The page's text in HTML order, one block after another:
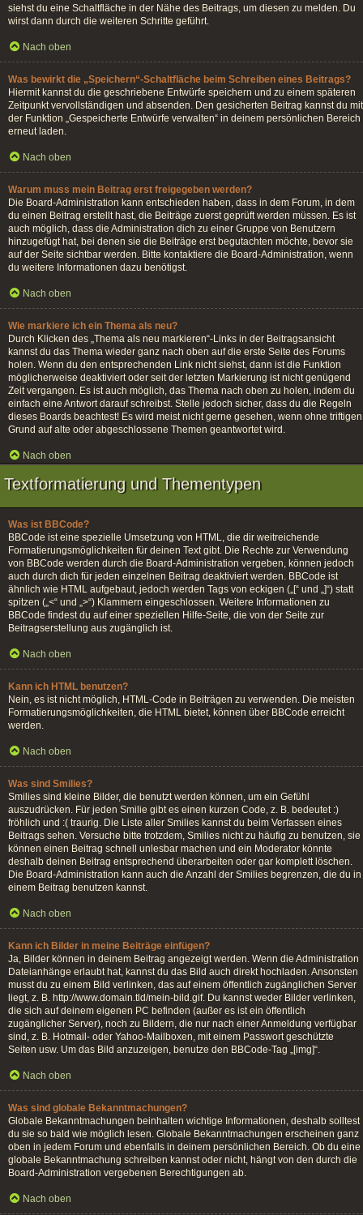
siehst du eine Schaltfläche in der Nähe des Beitrags, um diesen zu melden. Du
wirst dann durch die weiteren Schritte geführt.
Nach oben
Was bewirkt die „Speichern“-Schaltfläche beim Schreiben eines Beitrags?
Hiermit kannst du die geschriebene Entwürfe speichern und zu einem späteren
Zeitpunkt vervollständigen und absenden. Den gesicherten Beitrag kannst du mit
der Funktion „Gespeicherte Entwürfe verwalten“ in deinem persönlichen Bereich
erneut laden.
Nach oben
Warum muss mein Beitrag erst freigegeben werden?
Die Board-Administration kann entschieden haben, dass in dem Forum, in dem
du einen Beitrag erstellt hast, die Beiträge zuerst geprüft werden müssen. Es ist
auch möglich, dass die Administration dich zu einer Gruppe von Benutzern
hinzugefügt hat, bei denen sie die Beiträge erst begutachten möchte, bevor sie
auf der Seite sichtbar werden. Bitte kontaktiere die Board-Administration, wenn
du weitere Informationen dazu benötigst.
Nach oben
Wie markiere ich ein Thema als neu?
Durch Klicken des „Thema als neu markieren“-Links in der Beitragsansicht
kannst du das Thema wieder ganz nach oben auf die erste Seite des Forums
holen. Wenn du den entsprechenden Link nicht siehst, dann ist die Funktion
möglicherweise deaktiviert oder seit der letzten Markierung ist nicht genügend
Zeit vergangen. Es ist auch möglich, das Thema nach oben zu holen, indem du
einfach eine Antwort darauf schreibst. Stelle jedoch sicher, dass du die Regeln
dieses Boards beachtest! Es wird meist nicht gerne gesehen, wenn ohne triftigen
Grund auf alte oder abgeschlossene Themen geantwortet wird.
Nach oben
Textformatierung und Thementypen
Was ist BBCode?
BBCode ist eine spezielle Umsetzung von HTML, die dir weitreichende
Formatierungsmöglichkeiten für deinen Text gibt. Die Rechte zur Verwendung
von BBCode werden durch die Board-Administration vergeben, können jedoch
auch durch dich für jeden einzelnen Beitrag deaktiviert werden. BBCode ist
ähnlich wie HTML aufgebaut, jedoch werden Tags von eckigen („[“ und „]“) statt
spitzen („<“ und „>“) Klammern eingeschlossen. Weitere Informationen zu
BBCode findest du auf einer speziellen Hilfe-Seite, die von der Seite zur
Beitragserstellung aus zugänglich ist.
Nach oben
Kann ich HTML benutzen?
Nein, es ist nicht möglich, HTML-Code in Beiträgen zu verwenden. Die meisten
Formatierungsmöglichkeiten, die HTML bietet, können über BBCode erreicht
werden.
Nach oben
Was sind Smilies?
Smilies sind kleine Bilder, die benutzt werden können, um ein Gefühl
auszudrücken. Für jeden Smilie gibt es einen kurzen Code, z. B. bedeutet :)
fröhlich und :( traurig. Die Liste aller Smilies kannst du beim Verfassen eines
Beitrags sehen. Versuche bitte trotzdem, Smilies nicht zu häufig zu benutzen, sie
können einen Beitrag schnell unlesbar machen und ein Moderator könnte
deshalb deinen Beitrag entsprechend überarbeiten oder gar komplett löschen.
Die Board-Administration kann auch die Anzahl der Smilies begrenzen, die du in
einem Beitrag benutzen kannst.
Nach oben
Kann ich Bilder in meine Beiträge einfügen?
Ja, Bilder können in deinem Beitrag angezeigt werden. Wenn die Administration
Dateianhänge erlaubt hat, kannst du das Bild auch direkt hochladen. Ansonsten
musst du zu einem Bild verlinken, das auf einem öffentlich zugänglichen Server
liegt, z. B. http://www.domain.tld/mein-bild.gif. Du kannst weder Bilder verlinken,
die sich auf deinem eigenen PC befinden (außer es ist ein öffentlich
zugänglicher Server), noch zu Bildern, die nur nach einer Anmeldung verfügbar
sind, z. B. Hotmail- oder Yahoo-Mailboxen, mit einem Passwort geschützte
Seiten usw. Um das Bild anzuzeigen, benutze den BBCode-Tag „[img]“.
Nach oben
Was sind globale Bekanntmachungen?
Globale Bekanntmachungen beinhalten wichtige Informationen, deshalb solltest
du sie so bald wie möglich lesen. Globale Bekanntmachungen erscheinen ganz
oben in jedem Forum und ebenfalls in deinem persönlichen Bereich. Ob du eine
globale Bekanntmachung schreiben kannst oder nicht, hängt von den durch die
Board-Administration vergebenen Berechtigungen ab.
Nach oben